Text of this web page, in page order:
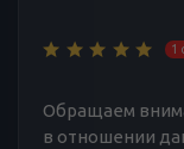
1
Обращаем
в отношении